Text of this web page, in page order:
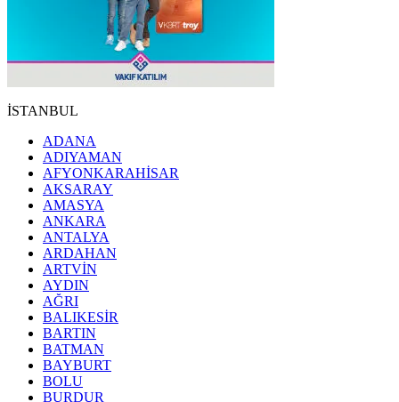
İSTANBUL
ADANA
ADIYAMAN
AFYONKARAHİSAR
AKSARAY
AMASYA
ANKARA
ANTALYA
ARDAHAN
ARTVİN
AYDIN
AĞRI
BALIKESİR
BARTIN
BATMAN
BAYBURT
BOLU
BURDUR